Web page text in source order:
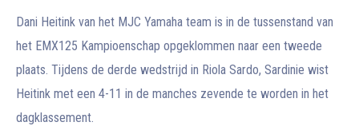
Dani Heitink van het MJC Yamaha team is in de tussenstand van
het EMX125 Kampioenschap opgeklommen naar een tweede
plaats. Tijdens de derde wedstrijd in Riola Sardo, Sardinie wist
Heitink met een 4-11 in de manches zevende te worden in het
dagklassement.